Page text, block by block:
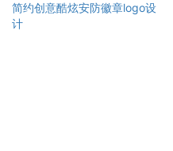
简约创意酷炫安防徽章logo设
计